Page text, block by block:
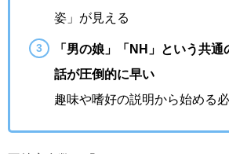
姿」が見える
「男の娘」「NH」という共通
話が圧倒的に早い
趣味や嗜好の説明から始める